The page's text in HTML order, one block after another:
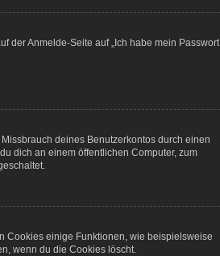
der Anmelde-Seite auf „Ich habe mein Passwort
deines Benutzerkontos durch einen
dich an einem öffentlichen Computer, zum
Cookies einige Funktionen, wie beispielsweise
wenn du die Cookies löscht.